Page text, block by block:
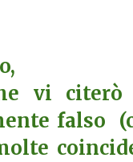
vi citerò
falso